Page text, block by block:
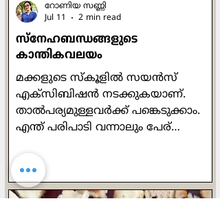
സ്നേഹബന്ധങ്ങളുടെ
കാന്തികവലയം
മക്കളുടെ സ്കൂളില്‍ സയന്‍സ്
എക്സിബിഷന്‍ നടക്കുകയാണ്.
താല്‍പര്യമുള്ളവര്‍ക്ക് പങ്കെടുക്കാം.
എന്ത് പരിപാടി വന്നാലും പേര്
പിന്നെ അവന്‍റെ ഡ്യൂട്ടി കഴിഞ്ഞു.
പ്രോജക്ടിനുള്ള വിഷയം കണ്ടെത്തലും
റോണിയ സണ്ണി
Jul 11
2 min read